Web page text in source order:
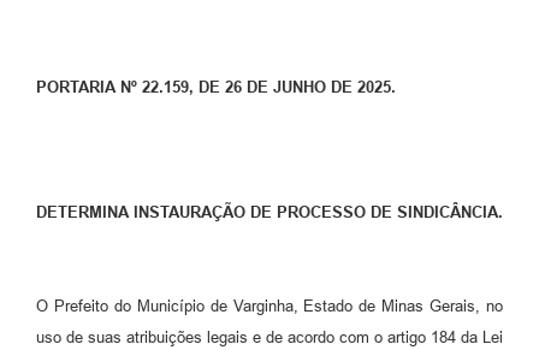
PORTARIA Nº 22.159, DE 26 DE JUNHO DE 2025.
DETERMINA INSTAURAÇÃO DE PROCESSO DE SINDICÂNCIA.
O Prefeito do Município de Varginha, Estado de Minas Gerais, no
uso de suas atribuições legais e de acordo com o artigo 184 da Lei